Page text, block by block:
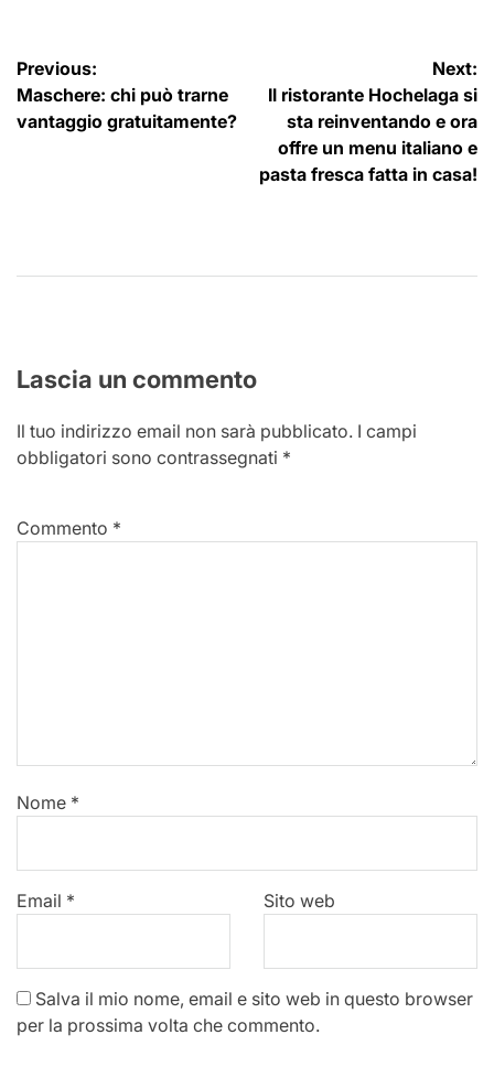
Navigazione
articoli
Previous:
Maschere: chi può trarne
vantaggio gratuitamente?
Next:
Il ristorante Hochelaga si
sta reinventando e ora
offre un menu italiano e
pasta fresca fatta in casa!
Lascia un commento
Il tuo indirizzo email non sarà pubblicato. I campi
obbligatori sono contrassegnati *
Commento *
Nome *
Email * Sito web
Salva il mio nome, email e sito web in questo browser
per la prossima volta che commento.